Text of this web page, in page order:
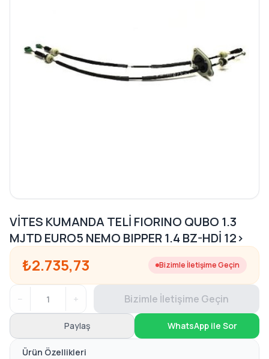
VİTES KUMANDA TELİ FIORINO QUBO 1.3
MJTD EURO5 NEMO BIPPER 1.4 BZ-HDİ 12>
₺2.735,73 Bizimle İletişime Geçin
− + Bizimle İletişime Geçin
Paylaş WhatsApp ile Sor
Ürün Özellikleri